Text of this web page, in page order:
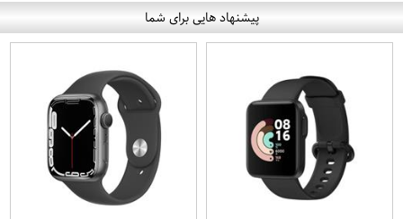
پیشنهاد هایی برای شما